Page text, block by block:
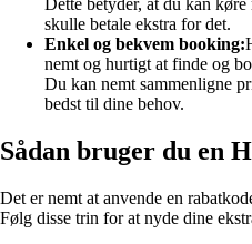
skulle betale ekstra for det.
Enkel og bekvem booking:
nemt og hurtigt at finde og
Du kan nemt sammenligne
bedst til dine behov.
Sådan bruger du en
Det er nemt at anvende en
Følg disse trin for at nyde dine